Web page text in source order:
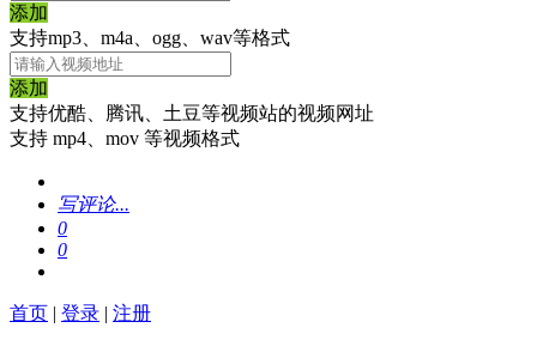
添加
支持mp3、m4a、ogg、wav等格式
添加
支持优酷、腾讯、土豆等视频站的视频网址
支持 mp4、mov 等视频格式
写评论...
0
0
首页 | 登录 | 注册